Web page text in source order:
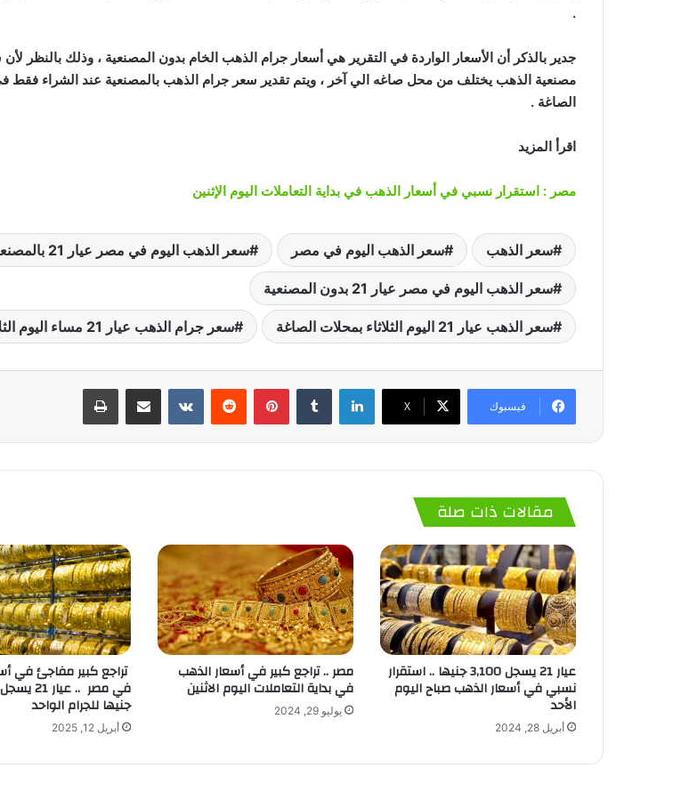
.
جدير بالذكر أن الأسعار الواردة في التقرير هي أسعار جرام الذهب الخام بدون المصنعية ، وذلك بالنظر
مصنعية الذهب يختلف من محل صاغه الي آخر ، ويتم تقدير سعر جرام الذهب بالمصنعية عند الشراء فقط
الصاغة .
اقرأ المزيد
مصر : استقرار نسبي في أسعار الذهب في بداية التعاملات اليوم الإثنين
سعر الذهب سعر الذهب اليوم في مصر سعر الذهب اليوم في مصر عيار 21 بالمصنعية
سعر الذهب اليوم في مصر عيار 21 بدون المصنعية
سعر الذهب عيار 21 اليوم الثلاثاء بمحلات الصاغة سعر جرام الذهب عيار 21 مساء اليوم الثلاثاء
فيسبوك ‫X
لينكدإن بينتيريست
مقالات ذات صلة
عيار 21 يسجل 3,100 جنيها .. استقرار
نسبي في أسعار الذهب صباح اليوم
الأحد
أبريل 28, 2024
مصر .. تراجع كبير في أسعار الذهب
في بداية التعاملات اليوم الاثنين
يوليو 29, 2024
تراجع كبير مفاجئ في
جنيها للجرام الواحد
أبريل 12, 2025